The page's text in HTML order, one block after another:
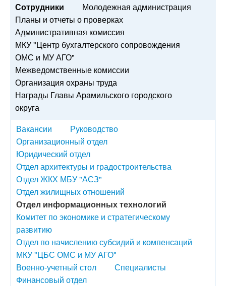
Сотрудники
Молодежная администрация
Планы и отчеты о проверках
Административная комиссия
МКУ "Центр бухгалтерского сопровождения
ОМС и МУ АГО"
Межведомственные комиссии
Организация охраны труда
Награды Главы Арамильского городского
округа
Вакансии
Руководство
Организационный отдел
Юридический отдел
Отдел архитектуры и градостроительства
Отдел ЖКХ МБУ "АСЗ"
Отдел жилищных отношений
Отдел информационных технологий
Комитет по экономике и стратегическому
развитию
Отдел по начислению субсидий и компенсаций
МКУ "ЦБС ОМС и МУ АГО"
Военно-учетный стол
Специалисты
Финансовый отдел